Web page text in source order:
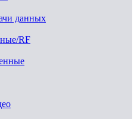
данных
RF